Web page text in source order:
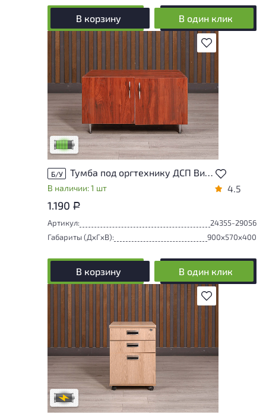
В корзину В один клик
В избранное
У товара присутствуют незначительные
следы эксплуатации, не влияющие на
удобство его использования
Низкая степень износа
Б/У Тумба под оргтехнику ДСП Вишня Россия
В наличии: 1 шт 4.5
1.190 Р
Артикул:
24355-29056
Габариты (ДxГxВ):
900x570x400
В корзину В один клик
В избранное
Степень износа находится на стадии
проверки. Вы можете уточнить
дополнительную информацию у
сотрудников магазина
В обработке